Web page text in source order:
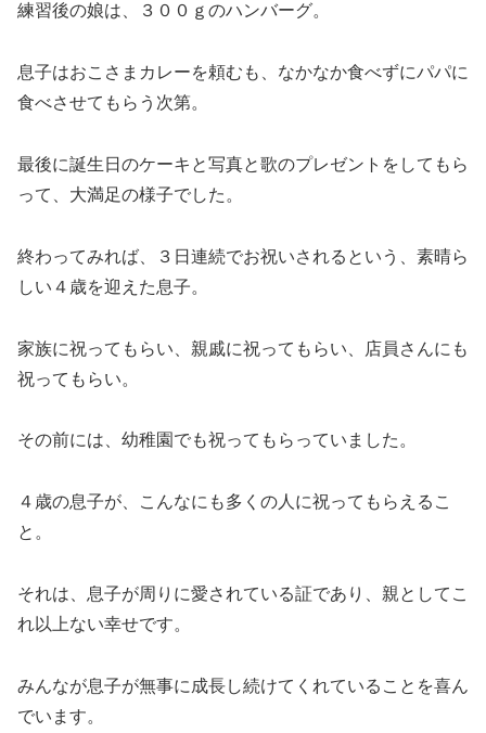
練習後の娘は、３００ｇのハンバーグ。
息子はおこさまカレーを頼むも、なかなか食べずにパパに
食べさせてもらう次第。
最後に誕生日のケーキと写真と歌のプレゼントをしてもら
って、大満足の様子でした。
終わってみれば、３日連続でお祝いされるという、素晴ら
しい４歳を迎えた息子。
家族に祝ってもらい、親戚に祝ってもらい、店員さんにも
祝ってもらい。
その前には、幼稚園でも祝ってもらっていました。
４歳の息子が、こんなにも多くの人に祝ってもらえるこ
と。
それは、息子が周りに愛されている証であり、親としてこ
れ以上ない幸せです。
みんなが息子が無事に成長し続けてくれていることを喜ん
でいます。